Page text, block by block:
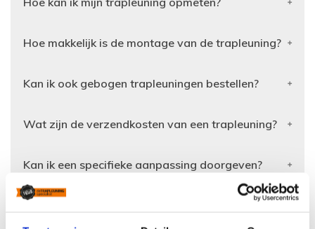
Hoe makkelijk is de montage van de trapleuning?
Kan ik ook gebogen trapleuningen bestellen?
Wat zijn de verzendkosten van een trapleuning?
Kan ik een specifieke aanpassing doorgeven?
Kan ik eerst een trapleuning zien voor ik bestel?